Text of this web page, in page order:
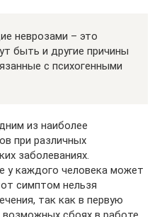
неврозами – это
быть и другие причины
с психогенными
из наиболее
при различных
заболеваниях.
у каждого человека может
симптом нельзя
так как в первую